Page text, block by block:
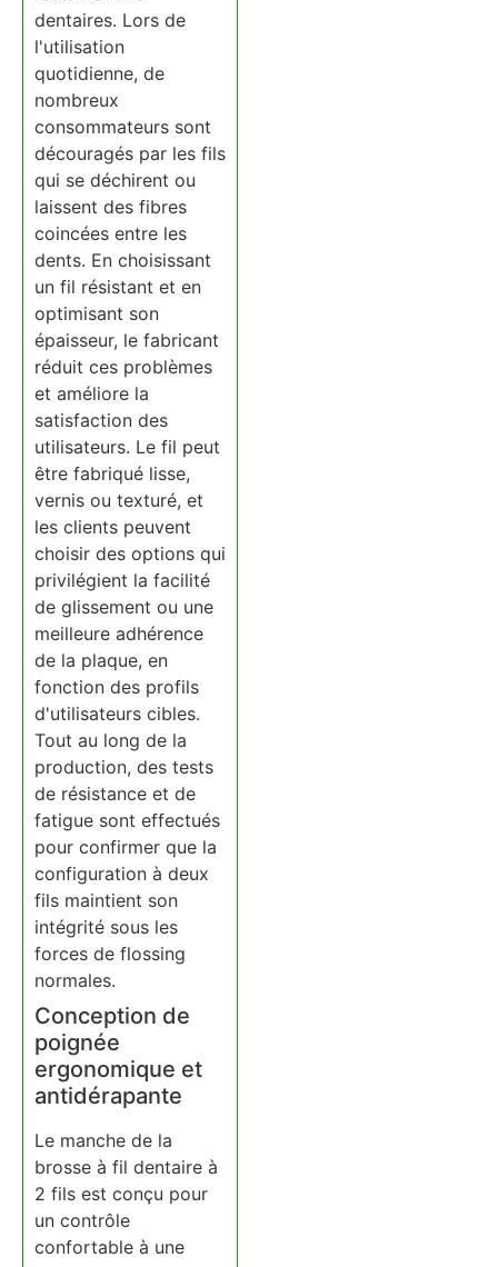
dentaires. Lors de
l'utilisation
quotidienne, de
nombreux
consommateurs sont
découragés par les fils
qui se déchirent ou
laissent des fibres
coincées entre les
dents. En choisissant
un fil résistant et en
optimisant son
épaisseur, le fabricant
réduit ces problèmes
et améliore la
satisfaction des
utilisateurs. Le fil peut
être fabriqué lisse,
vernis ou texturé, et
les clients peuvent
choisir des options qui
privilégient la facilité
de glissement ou une
meilleure adhérence
de la plaque, en
fonction des profils
d'utilisateurs cibles.
Tout au long de la
production, des tests
de résistance et de
fatigue sont effectués
pour confirmer que la
configuration à deux
fils maintient son
intégrité sous les
forces de flossing
normales.
Conception de
poignée
ergonomique et
antidérapante
Le manche de la
brosse à fil dentaire à
2 fils est conçu pour
un contrôle
confortable à une